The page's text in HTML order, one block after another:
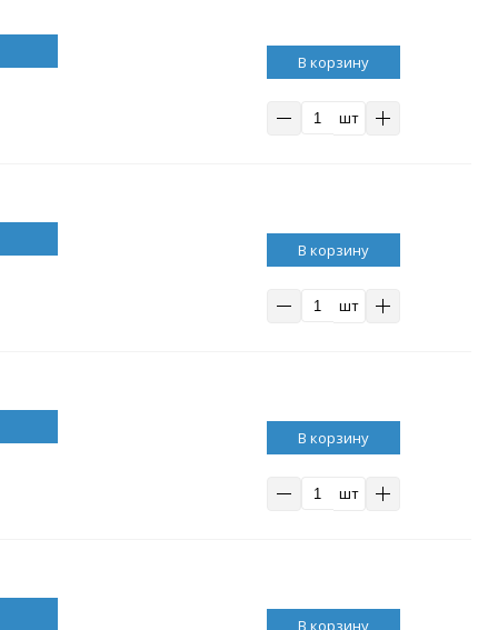
В корзину
шт
В корзину
шт
В корзину
шт
В корзину